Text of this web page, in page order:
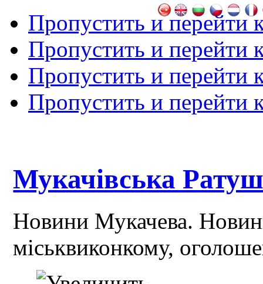
Пропустить и перейти
Пропустить и перейти
Пропустить и перейти
Пропустить и перейти
Мукачівська
Новини Мукачева.
міськвиконкому,